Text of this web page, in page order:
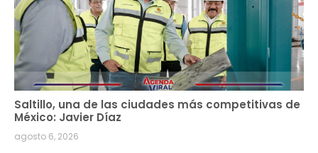
Saltillo, una de las ciudades más competitivas de
México: Javier Díaz
agosto 6, 2026